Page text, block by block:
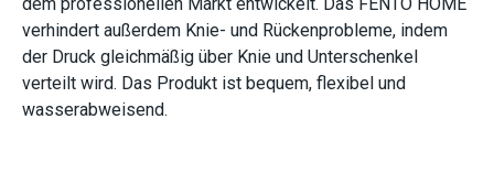
verhindert außerdem Knie- und Rückenprobleme, indem
der Druck gleichmäßig über Knie und Unterschenkel
verteilt wird. Das Produkt ist bequem, flexibel und
wasserabweisend.